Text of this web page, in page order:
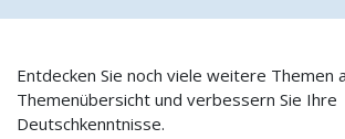
Entdecken Sie noch viele weitere Themen
Themenübersicht und verbessern Sie Ihre
Deutschkenntnisse.